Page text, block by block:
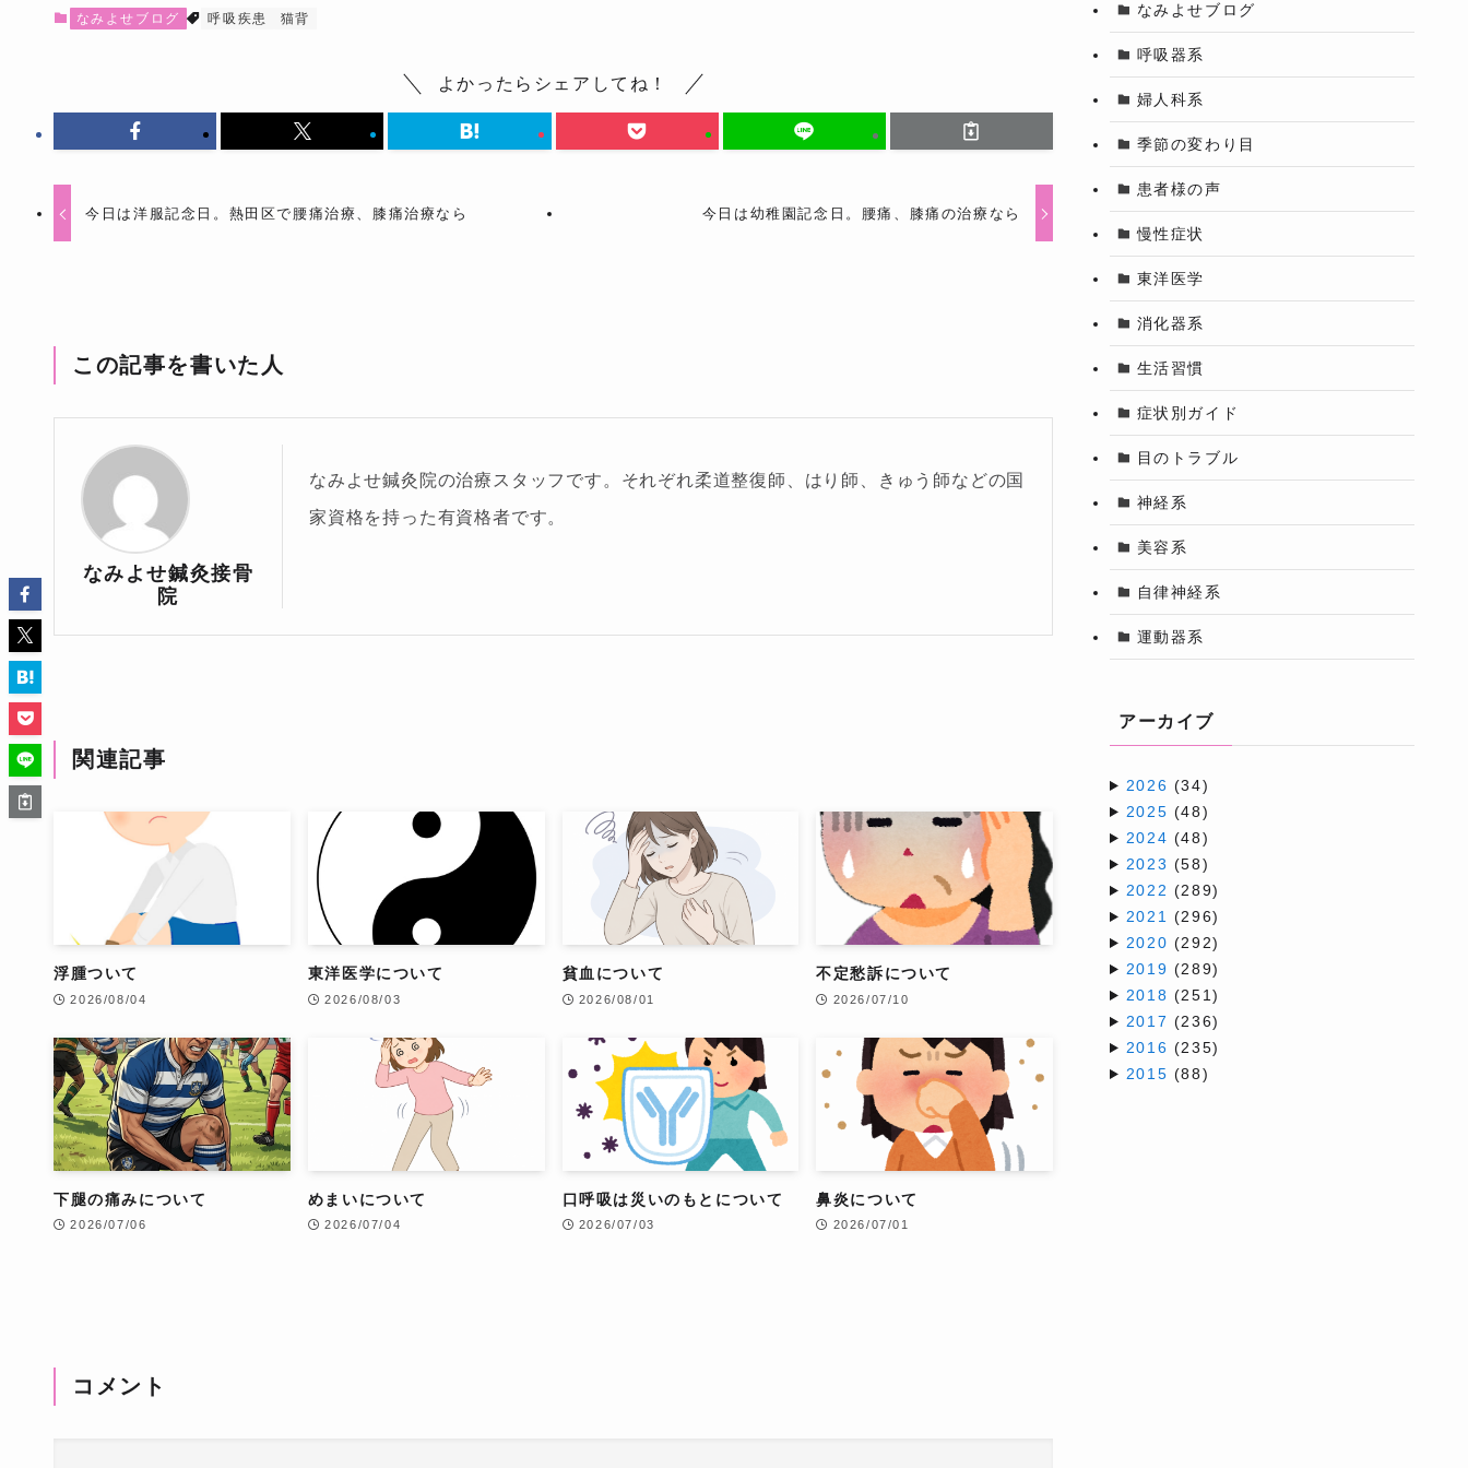
なみよせブログ 呼吸疾患 猫背
よかったらシェアしてね！
今日は洋服記念日。熱田区で腰痛治療、膝痛治療なら 今日は幼稚園記念日。腰痛、膝痛の治療なら
この記事を書いた人
なみよせ鍼灸接骨
院
なみよせ鍼灸院の治療スタッフです。それぞれ柔道整復師、はり師、きゅう師などの国
家資格を持った有資格者です。
関連記事
浮腫ついて
2026/08/04
東洋医学について
2026/08/03
貧血について
2026/08/01
不定愁訴について
2026/07/10
下腿の痛みについて
2026/07/06
めまいについて
2026/07/04
口呼吸は災いのもとについて
2026/07/03
鼻炎について
2026/07/01
コメント
なみよせブログ
呼吸器系
婦人科系
季節の変わり目
患者様の声
慢性症状
東洋医学
消化器系
生活習慣
症状別ガイド
目のトラブル
神経系
美容系
自律神経系
運動器系
アーカイブ
2026 (34)
2025 (48)
2024 (48)
2023 (58)
2022 (289)
2021
(296)
2020 (292)
2019 (289)
2018 (251)
2017 (236)
2016 (235)
2015 (88)